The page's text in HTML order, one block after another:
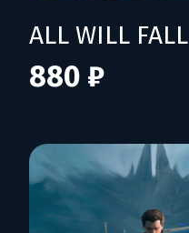
ALL WILL FALL
880 ₽